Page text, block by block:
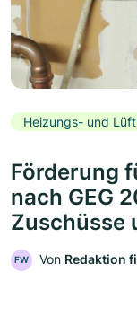
Heizungs- und
Förderung
nach GEG
Zuschüsse
FW Von Redaktion